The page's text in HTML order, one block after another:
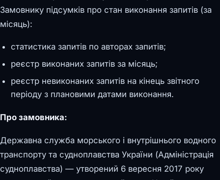
Замовнику підсумків про стан виконання запитів (за
місяць):
статистика запитів по авторах запитів;
реєстр виконаних запитів за місяць;
реєстр невиконаних запитів на кінець звітного
періоду з плановими датами виконання.
Про замовника:
Державна служба морського і внутрішнього водного
транспорту та судноплавства України (Адміністрація
судноплавства) — утворений 6 вересня 2017 року